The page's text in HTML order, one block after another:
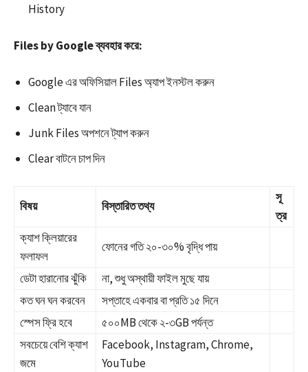
History
Files by Google ব্যবহার করে:
Google এর অফিসিয়াল Files অ্যাপ ইনস্টল করুন​
Clean ট্যাবে যান
Junk Files অপশনে ট্যাপ করুন
Clear বাটনে চাপ দিন
বিষয় বিস্তারিত তথ্য
সূ
ত্র
ক্যাশ ক্লিয়ারের
ফলাফল
ফোনের গতি ২০-৩০% বৃদ্ধি পায়
ডেটা হারানোর ঝুঁকি
না, শুধু অস্থায়ী ফাইল মুছে যায়
কত ঘন ঘন করবেন
সপ্তাহে একবার বা প্রতি ১৫ দিনে
স্পেস ফ্রি হবে
৫০০MB থেকে ২-৩GB পর্যন্ত
সবচেয়ে বেশি ক্যাশ
জমে
Facebook, Instagram, Chrome,
YouTube